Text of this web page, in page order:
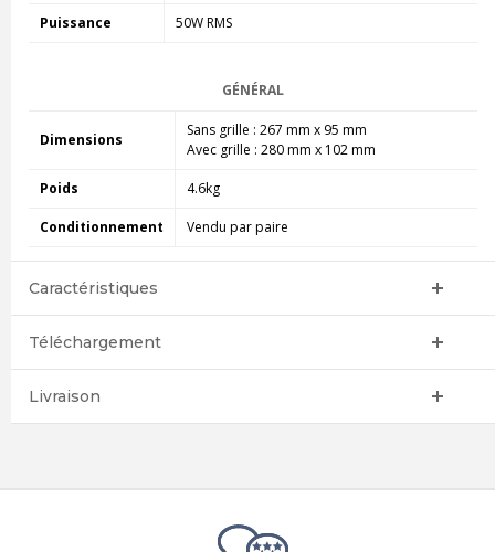
Puissance 50W RMS
GÉNÉRAL
Dimensions
Sans grille : 267 mm x 95 mm
Avec grille : 280 mm x 102 mm
Poids 4.6kg
Conditionnement Vendu par paire
Caractéristiques
Téléchargement
Livraison